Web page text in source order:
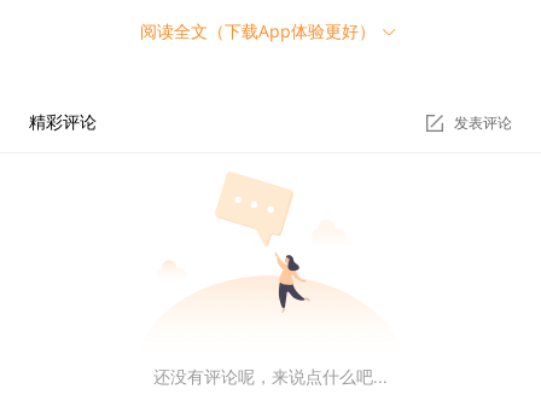
Polygon 联合创始人 Mihailo Bjelic
NEAR 联合创始人 Illia Polosukhin
Compound Labs 创始人 Robert Leshner
Mysten Labs 联合创始人兼首席执行官 Evan Cheng
阅读全文（下载App体验更好）
精彩评论 发表评论
还没有评论呢，来说点什么吧...